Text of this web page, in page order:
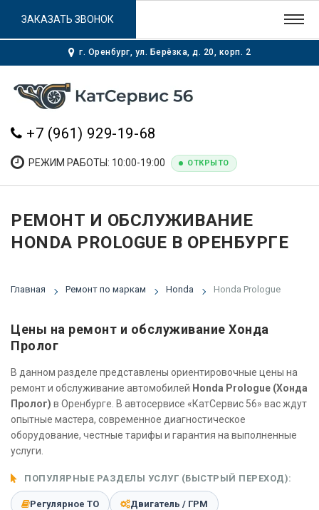
г. Оренбург, ул. Берёзка, д. 20, корп. 2
+7 (961) 929-19-68
РЕЖИМ РАБОТЫ: 10:00-19:00 ОТКРЫТО
ЗАКАЗАТЬ ЗВОНОК
РЕМОНТ И ОБСЛУЖИВАНИЕ
HONDA PROLOGUE В ОРЕНБУРГЕ
Главная Ремонт по маркам Honda Honda Prologue
Цены на ремонт и обслуживание Хонда
Пролог
В данном разделе представлены ориентировочные цены на
ремонт и обслуживание автомобилей Honda Prologue (Хонда
Пролог) в Оренбурге. В автосервисе «КатСервис 56» вас ждут
опытные мастера, современное диагностическое
оборудование, честные тарифы и гарантия на выполненные
услуги.
ПОПУЛЯРНЫЕ РАЗДЕЛЫ УСЛУГ (БЫСТРЫЙ ПЕРЕХОД):
Регулярное ТО Двигатель / ГРМ